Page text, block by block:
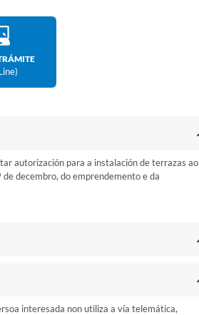
autorización para a instalación de terrazas ao
decembro, do emprendemento e da
interesada non utiliza a vía telemática,